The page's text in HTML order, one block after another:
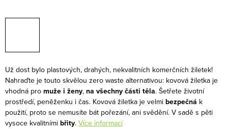
Už dost bylo plastových, drahých, nekvalitních komerčních žiletek!
Nahraďte je touto skvělou zero waste alternativou: kovová žiletka je
vhodná pro muže i ženy, na všechny části těla. Šetřete životní
prostředí, peněženku i čas. Kovová žiletka je velmi bezpečná k
použití, proto se nemusíte bát pořezání, ani svědění. V sadě s pěti
vysoce kvalitními břity. Více informací